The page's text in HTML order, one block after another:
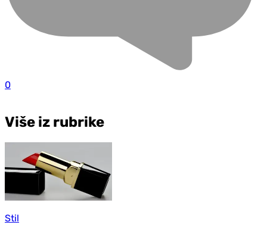
0
Više iz rubrike
Stil